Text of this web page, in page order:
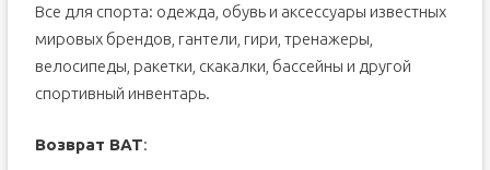
Все для спорта: одежда, обувь и аксессуары известных
мировых брендов, гантели, гири, тренажеры,
велосипеды, ракетки, скакалки, бассейны и другой
спортивный инвентарь.
Возврат ВАТ: